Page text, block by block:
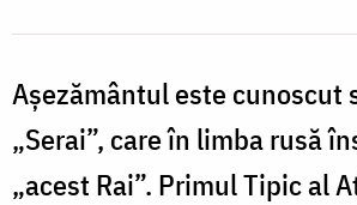
Silviu
Cluci
Aşezământul este cunoscut
„Serai”, care în limba rusă
„acest Rai”. Primul Tipic al